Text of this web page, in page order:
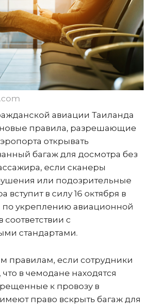
авиации Таиланда
новые правила, разрешающие
открывать
багаж для досмотра без
если сканеры
или подозрительные
в силу 16 октября в
по укреплению авиационной
соответствии с
стандартами.
правилам, если сотрудники
в чемодане ​​находятся
к провозу в
право вскрыть багаж для